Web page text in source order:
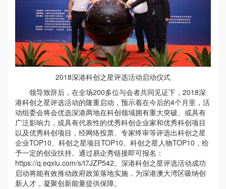
2018深港科创之星评选活动启动仪式
领导致辞后，在全场200多位与会者共同见证下，2018深
港科创之星评选活动的隆重启动，预示着在今后的4个月里，活
动组委会将会优选深港两地在科创领域拥有重大突破、或具有
广泛影响力，或具有代表性的优秀科创企业家和优秀科创项目
以及优秀科创项目，经网络投票、专家终审等评选出科创之星
企业TOP10、科创之星项目TOP10、科创之星人物TOP10，给
予一定的创业扶持。通过易企秀链接即可报名：
https://q.eqxiu.com/s/t7JZP542。深港科创之星评选活动成功
启动将能有效推动政府政策落地实施，为深港澳大湾区吸纳创
新人才，凝聚创新能量提供保障。